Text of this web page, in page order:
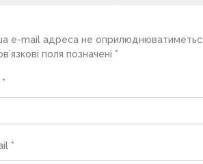
e-mail адреса не
поля позначені *
*
*